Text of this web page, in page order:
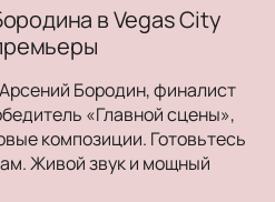
в Vegas City
Бородин, финалист
«Главной сцены»,
композиции. Готовьтесь
Живой звук и мощный